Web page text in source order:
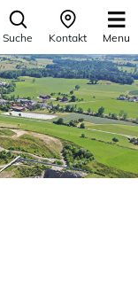
Suche Kontakt Menu